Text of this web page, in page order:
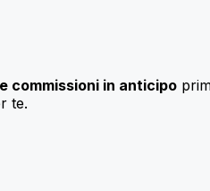
commissioni in anticipo
te.